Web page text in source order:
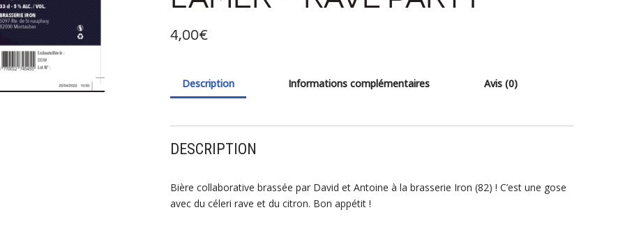
4,00€
Description Informations complémentaires Avis (0)
DESCRIPTION
Bière collaborative brassée par David et Antoine à la brasserie Iron (82) ! C’est une gose
avec du céleri rave et du citron. Bon appétit !